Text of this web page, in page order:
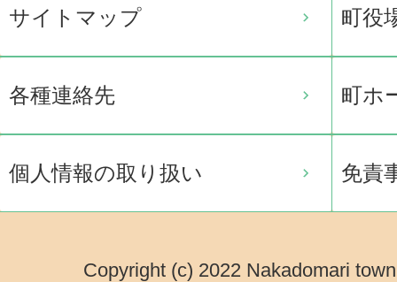
サイトマップ 町役
各種連絡先 町ホ
個人情報の取り扱い 免責
Copyright (c) 2022 Nakadomari